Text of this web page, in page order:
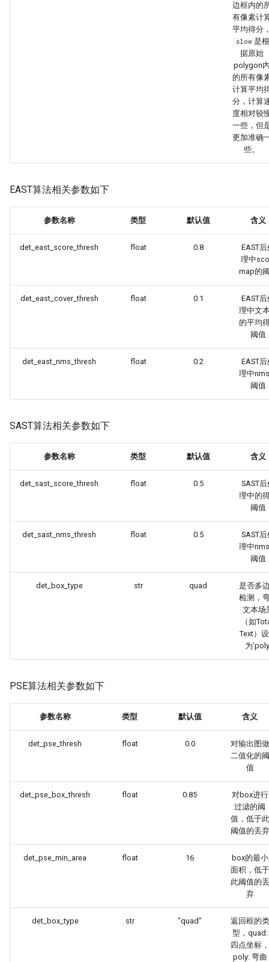
边框内的
有像素计
平均得分
slow 是根
据原始
polygon
的所有像
计算平均
分，计算
度相对较
一些，但
更加准确
些。
EAST算法相关参数如下
参数名称 类型 默认值 含义
det_east_score_thresh float 0.8
EAST
理中
map的
det_east_cover_thresh float 0.1
EAST
理中文
的平均
阈值
det_east_nms_thresh float 0.2
EAST
理中
阈值
SAST算法相关参数如下
参数名称 类型 默认值 含义
det_sast_score_thresh float 0.5
SAST
理中的
阈值
det_sast_nms_thresh float 0.5
SAST
理中
阈值
det_box_type str quad
是否多
检测，
文本场
（如
Text）
为
PSE算法相关参数如下
参数名称 类型 默认值 含义
det_pse_thresh float 0.0
对输出图做
二值化的阈
值
det_pse_box_thresh float 0.85
对box进行
过滤的阈
值，低于此
阈值的丢弃
det_pse_min_area float 16
box的最小
面积，低于
此阈值的丢
弃
det_box_type str "quad"
返回框的类
型，quad:
四点坐标，
poly: 弯曲